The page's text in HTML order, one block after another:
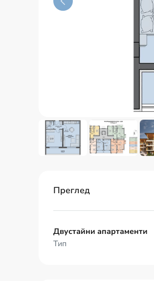
Преглед
Двустайни апартаменти
Тип